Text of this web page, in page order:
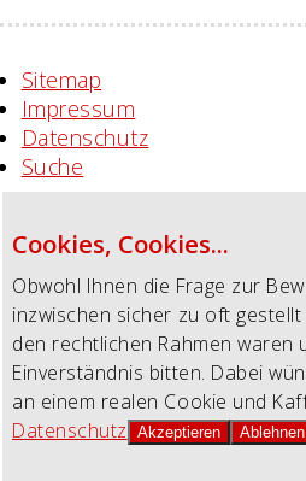
Sitemap
Impressum
Datenschutz
Suche
Cookies, Cookies...
Obwohl Ihnen die Frage zur
inzwischen sicher zu oft
den rechtlichen Rahmen waren
Einverständnis bitten. Dabei
an einem realen Cookie und
Datenschutz
Akzeptieren Ablehnen